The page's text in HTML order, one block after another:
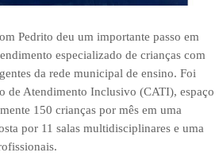
Pedrito deu um importante passo em
especializado de crianças com
da rede municipal de ensino. Foi
de Atendimento Inclusivo (CATI), espaço
150 crianças por mês em uma
por 11 salas multidisciplinares e uma